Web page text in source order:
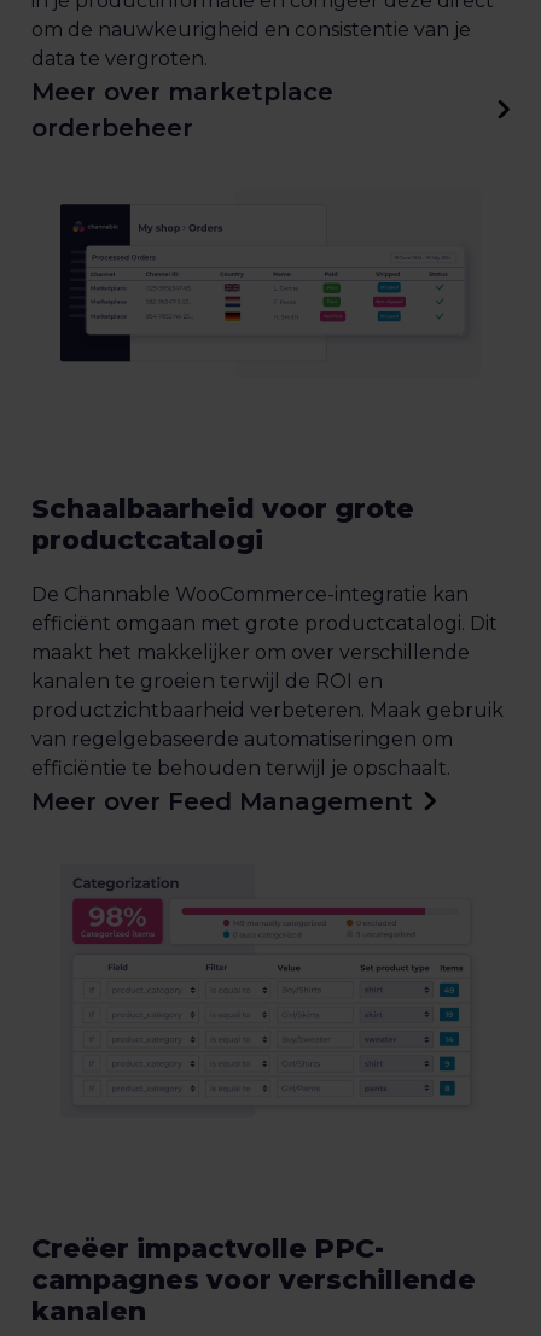
om de nauwkeurigheid en consistentie van je
data te vergroten.
Meer over marketplace
orderbeheer
Schaalbaarheid voor grote
productcatalogi
De Channable WooCommerce-integratie kan
efficiënt omgaan met grote productcatalogi. Dit
maakt het makkelijker om over verschillende
kanalen te groeien terwijl de ROI en
productzichtbaarheid verbeteren. Maak gebruik
van regelgebaseerde automatiseringen om
efficiëntie te behouden terwijl je opschaalt.
Meer over Feed Management
Creëer impactvolle PPC-
campagnes voor verschillende
kanalen